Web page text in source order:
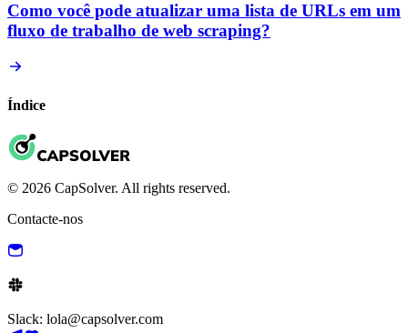
Como você pode atualizar uma lista de URLs em um
fluxo de trabalho de web scraping?
Índice
© 2026 CapSolver. All rights reserved.
Contacte-nos
Slack: lola@capsolver.com